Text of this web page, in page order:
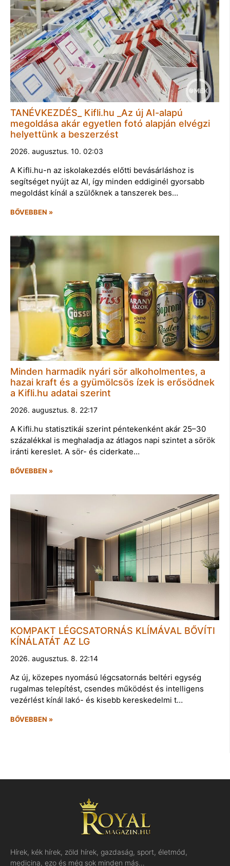
TANÉVKEZDÉS_ Kifli.hu _Az új AI-alapú
megoldása akár egyetlen fotó alapján elvégzi
helyettünk a beszerzést
2026. augusztus. 10. 02:03
A Kifli.hu-n az iskolakezdés előtti bevásárláshoz is
segítséget nyújt az AI, így minden eddiginél gyorsabb
megoldást kínál a szülőknek a tanszerek bes…
BŐVEBBEN »
Minden harmadik nyári sör alkoholmentes, a
hazai kraft és a gyümölcsös ízek is erősödnek
a Kifli.hu adatai szerint
2026. augusztus. 8. 22:17
A Kifli.hu statisztikái szerint péntekenként akár 25–30
százalékkal is meghaladja az átlagos napi szintet a sörök
iránti kereslet. A sör- és ciderkate…
BŐVEBBEN »
KOMPAKT LÉGCSATORNÁS KLÍMÁVAL BŐVÍTI
KÍNÁLATÁT AZ LG
2026. augusztus. 8. 22:14
Az új, közepes nyomású légcsatornás beltéri egység
rugalmas telepítést, csendes működést és intelligens
vezérlést kínál lakó- és kisebb kereskedelmi t…
BŐVEBBEN »
Hírek, kék hírek, zöld hírek, gazdaság, sport, életmód,
medicina, ezo és még sok minden más…